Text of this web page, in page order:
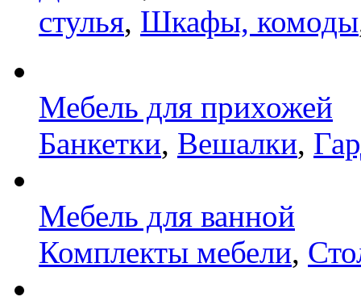
стулья, Шкафы, комоды
Мебель для прихожей
Банкетки, Вешалки,
Мебель для ванной
Комплекты мебели,